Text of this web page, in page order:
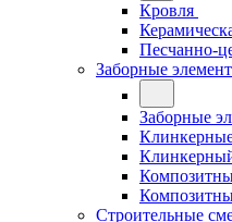
Кровля
Песчанно-
Заборные
Заборные
Строительные